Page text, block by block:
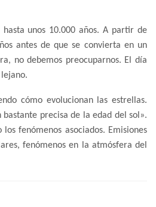
hasta unos 10.000 años. A partir de
antes de que se convierta en un
no debemos preocuparnos. El día
cómo evolucionan las estrellas.
bastante precisa de la edad del sol».
los fenómenos asociados. Emisiones
fenómenos en la atmósfera del